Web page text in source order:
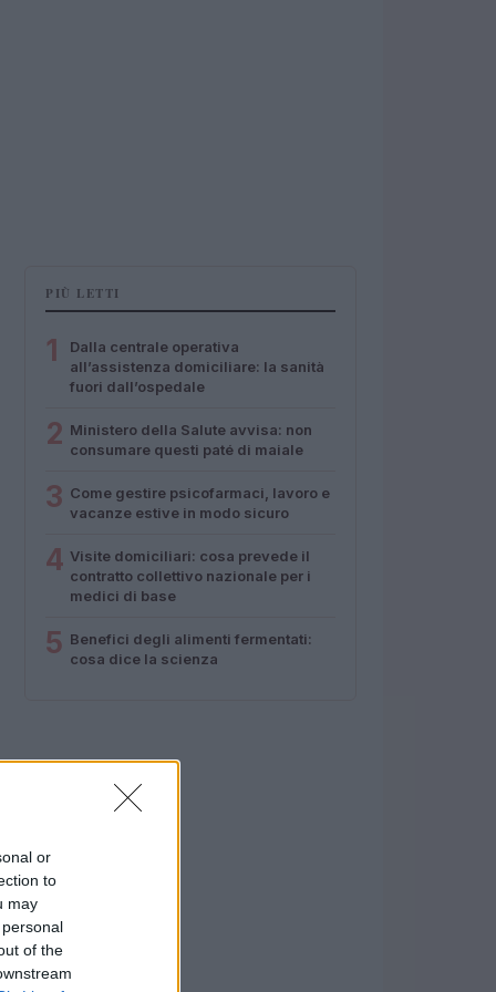
or
to
may
of the
PIÙ LETTI
1
Dalla centrale operativa
all’assistenza domiciliare: la sanità
fuori dall’ospedale
2 Ministero della Salute avvisa: non
consumare questi paté di maiale
3 Come gestire psicofarmaci, lavoro e
vacanze estive in modo sicuro
4 Visite domiciliari: cosa prevede il
contratto collettivo nazionale per i
medici di base
5 Benefici degli alimenti fermentati:
cosa dice la scienza